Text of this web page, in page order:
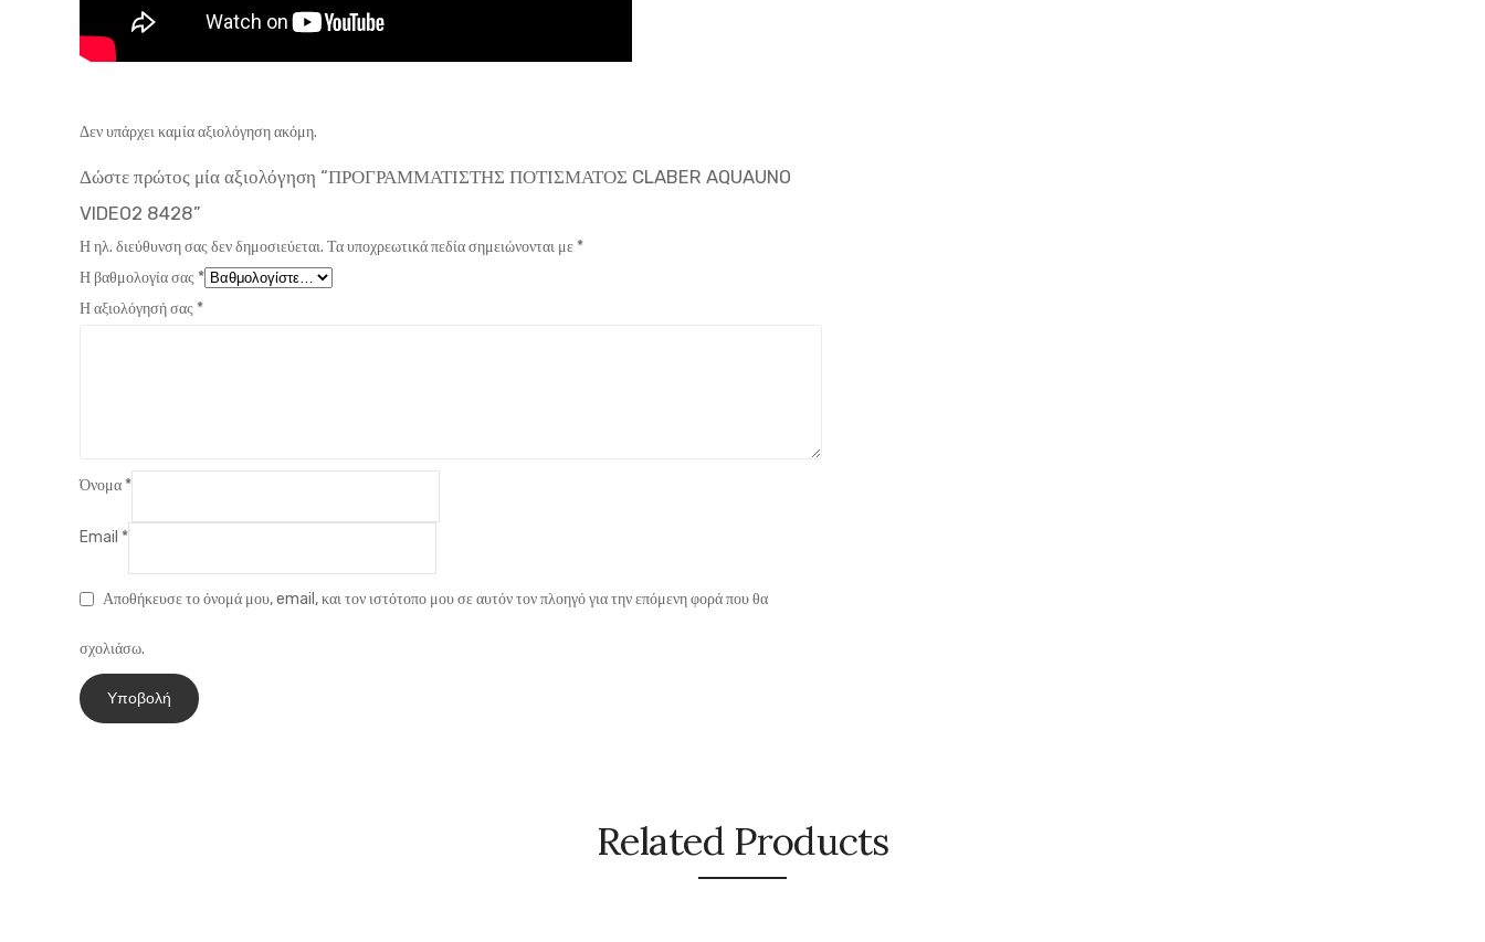
Δεν υπάρχει καμία αξιολόγηση ακόμη.
Δώστε πρώτος μία αξιολόγηση “ΠΡΟΓΡΑΜΜΑΤΙΣΤΗΣ ΠΟΤΙΣΜΑΤΟΣ CLABER AQUAUNO
VIDEO2 8428”
Η ηλ. διεύθυνση σας δεν δημοσιεύεται. Τα υποχρεωτικά πεδία σημειώνονται με *
Η βαθμολογία σας *
Η αξιολόγησή σας *
Όνομα *
Email *
Αποθήκευσε το όνομά μου, email, και τον ιστότοπο μου σε αυτόν τον πλοηγό για την επόμενη φορά που θα
σχολιάσω.
Related Products